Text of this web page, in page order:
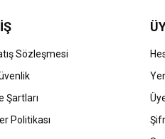
Gönder
Sözleşmesi
Şartları
Politikası